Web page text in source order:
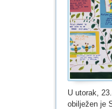
U utorak,
obilježen je